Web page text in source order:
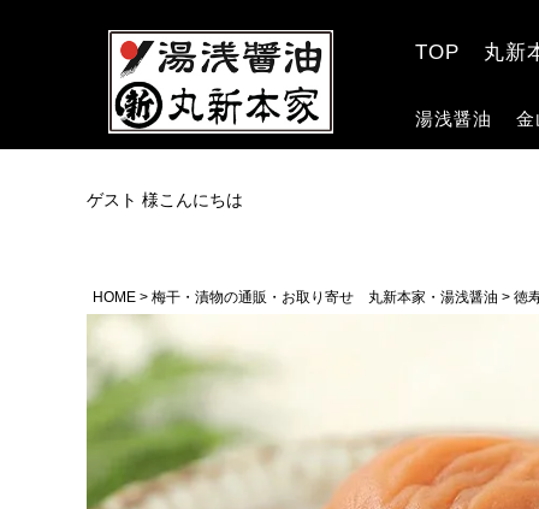
TOP 丸新
湯浅醤油 金
ゲスト 様こんにちは
HOME 梅干・漬物の通販・お取り寄せ 丸新本家・湯浅醤油 徳